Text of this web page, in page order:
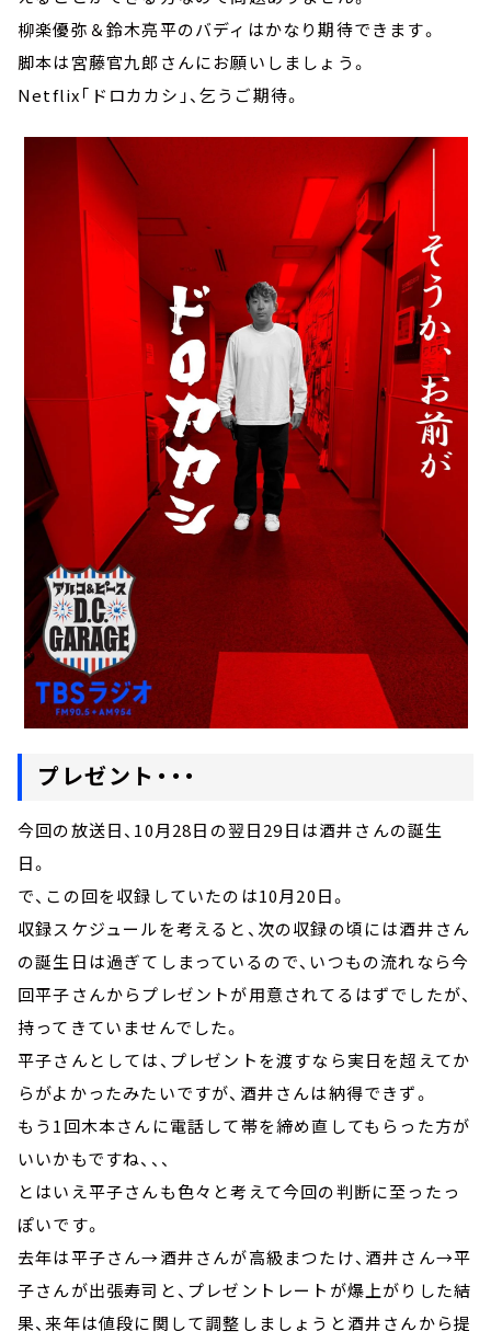
柳楽優弥＆鈴木亮平のバディはかなり期待できます。
脚本は宮藤官九郎さんにお願いしましょう。
Netflix「ドロカカシ」、乞うご期待。
プレゼント・・・
今回の放送日、10月28日の翌日29日は酒井さんの誕生
日。
で、この回を収録していたのは10月20日。
収録スケジュールを考えると、次の収録の頃には酒井さん
の誕生日は過ぎてしまっているので、いつもの流れなら今
回平子さんからプレゼントが用意されてるはずでしたが、
持ってきていませんでした。
平子さんとしては、プレゼントを渡すなら実日を超えてか
らがよかったみたいですが、酒井さんは納得できず。
もう1回木本さんに電話して帯を締め直してもらった方が
いいかもですね、、、
とはいえ平子さんも色々と考えて今回の判断に至ったっ
ぽいです。
去年は平子さん→酒井さんが高級まつたけ、酒井さん→平
子さんが出張寿司と、プレゼントレートが爆上がりした結
果、来年は値段に関して調整しましょうと酒井さんから提